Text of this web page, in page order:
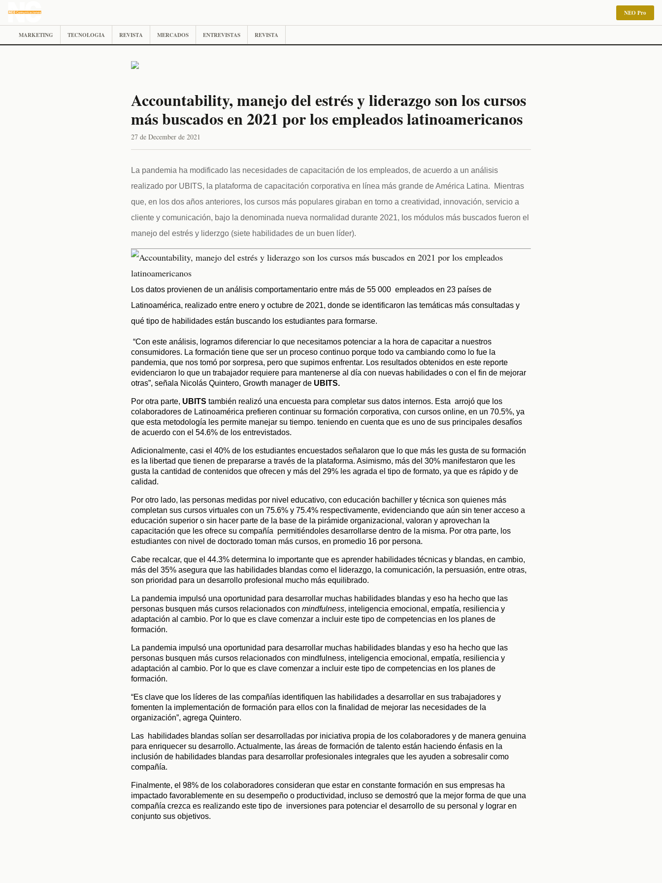
NEO Pro
MARKETING TECNOLOGIA REVISTA MERCADOS ENTREVISTAS REVISTA
Accountability, manejo del estrés y liderazgo son los cursos
más buscados en 2021 por los empleados latinoamericanos
27 de December de 2021
La pandemia ha modificado las necesidades de capacitación de los empleados, de acuerdo a un análisis
realizado por UBITS, la plataforma de capacitación corporativa en línea más grande de América Latina.  Mientras
que, en los dos años anteriores, los cursos más populares giraban en torno a creatividad, innovación, servicio a
cliente y comunicación, bajo la denominada nueva normalidad durante 2021, los módulos más buscados fueron el
manejo del estrés y liderzgo (siete habilidades de un buen líder).
Los datos provienen de un análisis comportamentario entre más de 55 000  empleados en 23 países de
Latinoamérica, realizado entre enero y octubre de 2021, donde se identificaron las temáticas más consultadas y
qué tipo de habilidades están buscando los estudiantes para formarse.
“Con este análisis, logramos diferenciar lo que necesitamos potenciar a la hora de capacitar a nuestros
consumidores. La formación tiene que ser un proceso continuo porque todo va cambiando como lo fue la
pandemia, que nos tomó por sorpresa, pero que supimos enfrentar. Los resultados obtenidos en este reporte
evidenciaron lo que un trabajador requiere para mantenerse al día con nuevas habilidades o con el fin de mejorar
otras”, señala Nicolás Quintero, Growth manager de UBITS.
Por otra parte, UBITS también realizó una encuesta para completar sus datos internos. Esta  arrojó que los
colaboradores de Latinoamérica prefieren continuar su formación corporativa, con cursos online, en un 70.5%, ya
que esta metodología les permite manejar su tiempo. teniendo en cuenta que es uno de sus principales desafíos
de acuerdo con el 54.6% de los entrevistados.
Adicionalmente, casi el 40% de los estudiantes encuestados señalaron que lo que más les gusta de su formación
es la libertad que tienen de prepararse a través de la plataforma. Asimismo, más del 30% manifestaron que les
gusta la cantidad de contenidos que ofrecen y más del 29% les agrada el tipo de formato, ya que es rápido y de
calidad.
Por otro lado, las personas medidas por nivel educativo, con educación bachiller y técnica son quienes más
completan sus cursos virtuales con un 75.6% y 75.4% respectivamente, evidenciando que aún sin tener acceso a
educación superior o sin hacer parte de la base de la pirámide organizacional, valoran y aprovechan la
capacitación que les ofrece su compañía  permitiéndoles desarrollarse dentro de la misma. Por otra parte, los
estudiantes con nivel de doctorado toman más cursos, en promedio 16 por persona.
Cabe recalcar, que el 44.3% determina lo importante que es aprender habilidades técnicas y blandas, en cambio,
más del 35% asegura que las habilidades blandas como el liderazgo, la comunicación, la persuasión, entre otras,
son prioridad para un desarrollo profesional mucho más equilibrado.
La pandemia impulsó una oportunidad para desarrollar muchas habilidades blandas y eso ha hecho que las
personas busquen más cursos relacionados con mindfulness, inteligencia emocional, empatía, resiliencia y
adaptación al cambio. Por lo que es clave comenzar a incluir este tipo de competencias en los planes de
formación.
La pandemia impulsó una oportunidad para desarrollar muchas habilidades blandas y eso ha hecho que las
personas busquen más cursos relacionados con mindfulness, inteligencia emocional, empatía, resiliencia y
adaptación al cambio. Por lo que es clave comenzar a incluir este tipo de competencias en los planes de
formación.
“Es clave que los líderes de las compañías identifiquen las habilidades a desarrollar en sus trabajadores y
fomenten la implementación de formación para ellos con la finalidad de mejorar las necesidades de la
organización”, agrega Quintero.
Las  habilidades blandas solían ser desarrolladas por iniciativa propia de los colaboradores y de manera genuina
para enriquecer su desarrollo. Actualmente, las áreas de formación de talento están haciendo énfasis en la
inclusión de habilidades blandas para desarrollar profesionales integrales que les ayuden a sobresalir como
compañía.
Finalmente, el 98% de los colaboradores consideran que estar en constante formación en sus empresas ha
impactado favorablemente en su desempeño o productividad, incluso se demostró que la mejor forma de que una
compañía crezca es realizando este tipo de  inversiones para potenciar el desarrollo de su personal y lograr en
conjunto sus objetivos.